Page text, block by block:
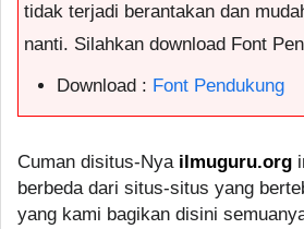
tidak terjadi berantakan dan
nanti. Silahkan download Font
Download : Font Pendukung
Cuman disitus-Nya ilmuguru.org
berbeda dari situs-situs yang
yang kami bagikan disini